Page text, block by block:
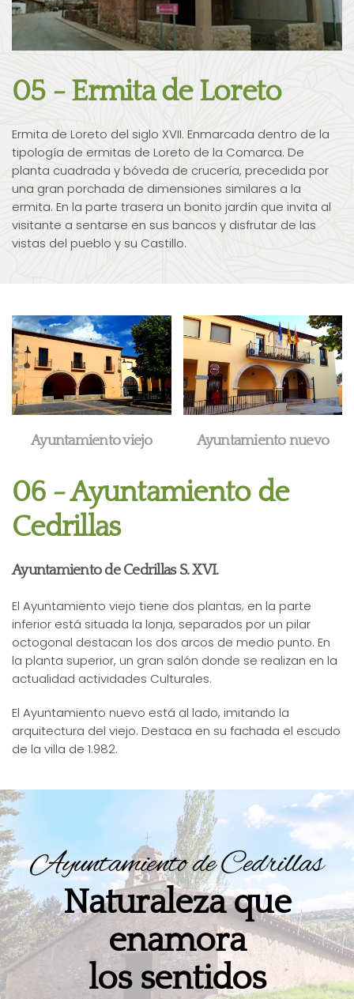
05 - Ermita de Loreto
Ermita de Loreto del siglo XVII. Enmarcada dentro de la
tipología de ermitas de Loreto de la Comarca. De
planta cuadrada y bóveda de crucería, precedida por
una gran porchada de dimensiones similares a la
ermita. En la parte trasera un bonito jardín que invita al
visitante a sentarse en sus bancos y disfrutar de las
vistas del pueblo y su Castillo.
Ayuntamiento viejo Ayuntamiento nuevo
06 - Ayuntamiento de
Cedrillas
Ayuntamiento de Cedrillas S. XVI.
El Ayuntamiento viejo tiene dos plantas; en la parte
inferior está situada la lonja, separados por un pilar
octogonal destacan los dos arcos de medio punto. En
la planta superior, un gran salón donde se realizan en la
actualidad actividades Culturales.
El Ayuntamiento nuevo está al lado, imitando la
arquitectura del viejo. Destaca en su fachada el escudo
de la villa de 1.982.
Ayuntamiento de Cedrillas
Naturaleza que
enamora
los sentidos